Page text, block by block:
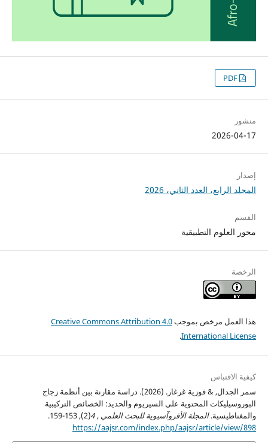
PDF
منشور
2026-04-17
إصدار
المجلد الرابع، العدد الثاني، 2026
القسم
محور العلوم التطبيقية
الرخصة
هذا العمل مرخص بموجبCreative Commons Attribution 4.0
International License
.
كيفية الاقتباس
سمر الجدال, & فوزية غرغار. (2026). دراسة مقارنة بين أنظمة زجاج
البوروسيليكات المحتوية على السيريوم والحديد: الخصائص التركيبية
والمغناطيسية.المجلة الأفروآسيوية للبحث العلمي ,
4
(2), 153-159.
https://aajsr.com/index.php/aajsr/article/view/898